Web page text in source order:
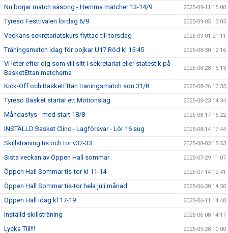
Nu börjar match säsong - Hemma matcher 13-14/9 2025-09-11 15:00
Tyresö Festtivalen lördag 6/9 2025-09-05 13:05
Veckans sekretariatskurs flyttad till torsdag 2025-09-01 21:11
Träningsmatch idag för pojkar U17 Röd kl 15:45 2025-08-30 12:16
Vi leter efter dig som vill sitt i sekretariat eller statestik på
BasketEttan matcherna
2025-08-28 15:13
Kick-Off och BasketEttan träningsmatch sön 31/8 2025-08-26 10:35
Tyresö Basket startar ett Motionslag 2025-08-23 14:34
Måndasfys - med start 18/8 2025-08-17 15:22
INSTÄLLD Basket Clinc - Lagförsvar - Lör 16 aug 2025-08-14 17:44
Skillsträning tis och tor v32-33 2025-08-03 15:53
Sista veckan av Öppen Hall sommar 2025-07-29 11:07
Öppen Hall Sommar tis-tor kl 11-14 2025-07-14 12:41
Öppen Hall Sommar tis-tor hela juli månad 2025-06-30 14:50
Öppen Hall idag kl 17-19 2025-06-11 14:40
Inställd skillsträning 2025-06-08 14:17
Lycka Till!!! 2025-05-28 10:00